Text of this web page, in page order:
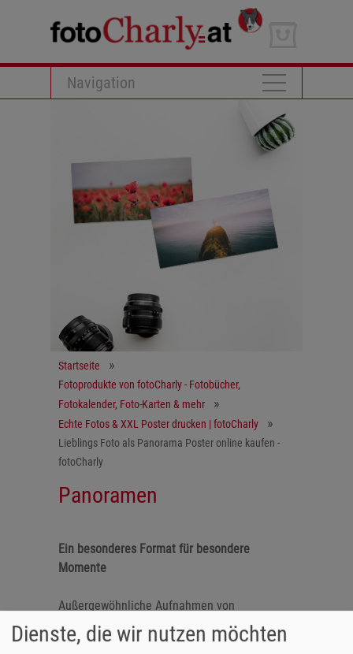
Navigation
Startseite
Fotoprodukte von fotoCharly - Fotobücher,
Fotokalender, Foto-Karten & mehr
Echte Fotos & XXL Poster drucken | fotoCharly
Lieblings Foto als Panorama Poster online kaufen -
fotoCharly
Panoramen
Ein besonderes Format für besondere
Momente
Außergewöhnliche Aufnahmen von
Landschaften, Familienfeiern oder
Urlaubsmomenten verdienen ein besonderes
Dienste, die wir nutzen möchten